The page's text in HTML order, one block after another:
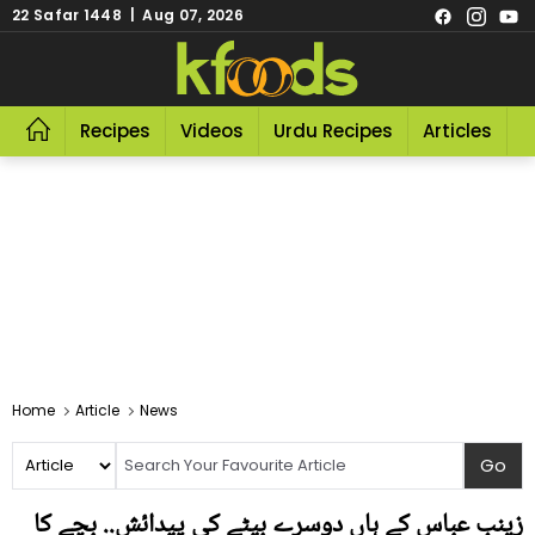
22 Safar 1448 | Aug 07, 2026
Recipes Videos Urdu Recipes Articles
Home Article News
زینب عباس کے ہاں دوسرے بیٹے کی پیدائش.. بچے کا